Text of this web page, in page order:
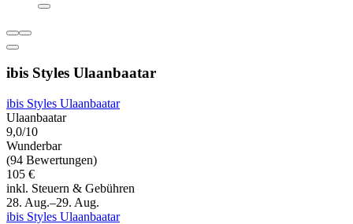
ibis Styles Ulaanbaatar
ibis Styles Ulaanbaatar
Ulaanbaatar
9,0/10
Wunderbar
(94 Bewertungen)
105 €
inkl. Steuern & Gebühren
28. Aug.–29. Aug.
ibis Styles Ulaanbaatar